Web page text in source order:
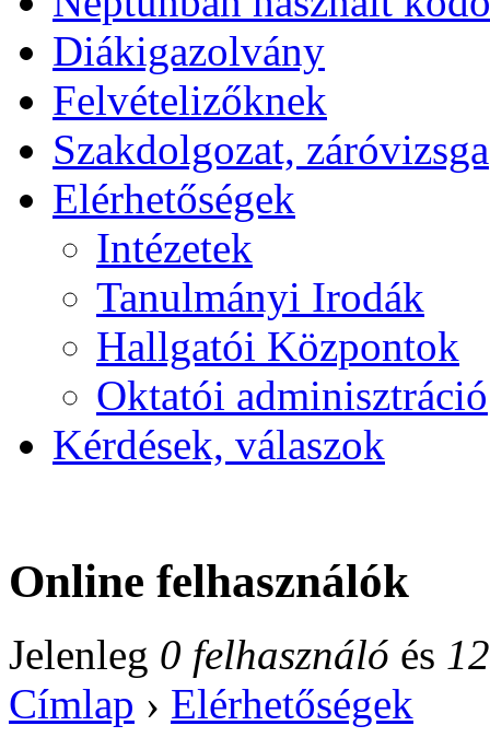
Diákigazolvány
Felvételizőknek
Szakdolgozat, záróvizsga
Elérhetőségek
Intézetek
Tanulmányi Irodák
Hallgatói Központok
Oktatói adminisztráció
Kérdések, válaszok
Online felhasználók
Jelenleg 0 felhasználó és
Címlap › Elérhetőségek